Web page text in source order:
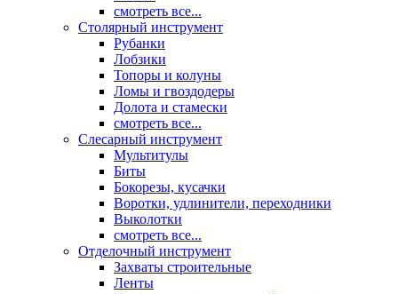
смотреть все...
Столярный инструмент
Рубанки
Лобзики
Топоры и колуны
Ломы и гвоздодеры
Долота и стамески
смотреть все...
Слесарный инструмент
Мультитулы
Биты
Бокорезы, кусачки
Воротки, удлинители, переходники
Выколотки
смотреть все...
Отделочный инструмент
Захваты строительные
Ленты